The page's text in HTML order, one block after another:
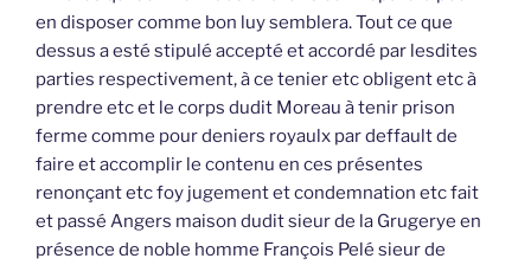
en disposer comme bon luy semblera. Tout ce que
dessus a esté stipulé accepté et accordé par lesdites
parties respectivement, à ce tenier etc obligent etc à
prendre etc et le corps dudit Moreau à tenir prison
ferme comme pour deniers royaulx par deffault de
faire et accomplir le contenu en ces présentes
renonçant etc foy jugement et condemnation etc fait
et passé Angers maison dudit sieur de la Grugerye en
présence de noble homme François Pelé sieur de